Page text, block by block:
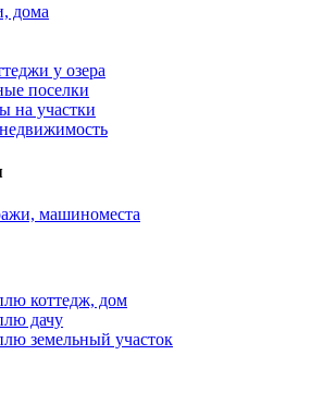
дома
у озера
поселки
на участки
машиноместа
коттедж, дом
дачу
земельный участок